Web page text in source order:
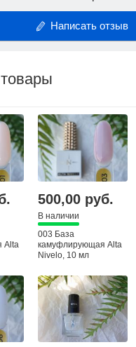
прекрасно подходит
и разнообразных
своей
ногтевого ложа и
Эксперты в области
и профессионалы в
эту подложку как
идеального
Написать отзыв
Alta
500,00 руб.
В наличии
003 База
камуфлирующая Alta
Nivelo, 10 мл